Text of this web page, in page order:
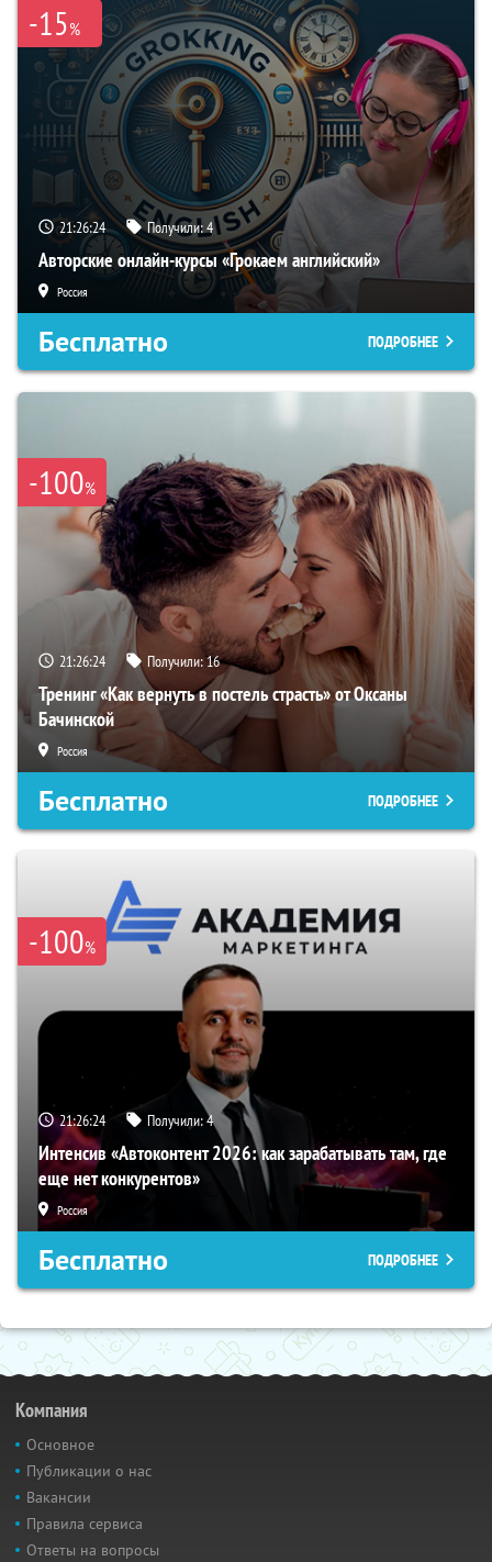
-15%
21:26:23 Получили:4
Авторские онлайн-курсы «Грокаем английский»
Россия
Бесплатно ПОДРОБНЕЕ
-100%
21:26:23 Получили:16
Тренинг «Как вернуть в постель страсть» от Оксаны
Бачинской
Россия
Бесплатно ПОДРОБНЕЕ
-100%
21:26:23 Получили:4
Интенсив «Автоконтент 2026: как зарабатывать там, где
еще нет конкурентов»
Россия
Бесплатно ПОДРОБНЕЕ
Компания
Основное
Публикации о нас
Вакансии
Правила сервиса
Ответы на вопросы